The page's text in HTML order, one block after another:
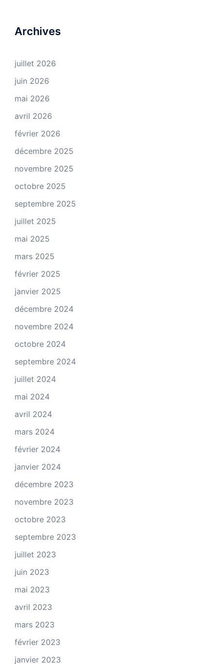
Archives
juillet 2026
juin 2026
mai 2026
avril 2026
février 2026
décembre 2025
novembre 2025
octobre 2025
septembre 2025
juillet 2025
mai 2025
mars 2025
février 2025
janvier 2025
décembre 2024
novembre 2024
octobre 2024
septembre 2024
juillet 2024
mai 2024
avril 2024
mars 2024
février 2024
janvier 2024
décembre 2023
novembre 2023
octobre 2023
septembre 2023
juillet 2023
juin 2023
mai 2023
avril 2023
mars 2023
février 2023
janvier 2023